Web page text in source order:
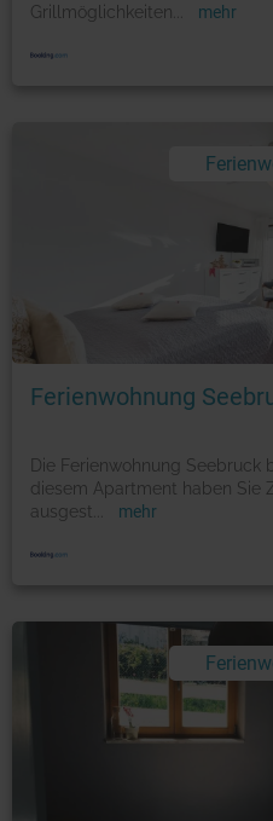
Grillmöglichkeiten
mehr
Ferienwohnung
Die Ferienwohnung Seebruck
diesem Apartment haben Sie
ausgest
mehr